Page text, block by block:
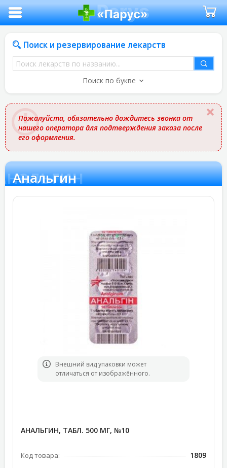
Поиск и резервирование лекарств
Поиск
лекарств
названию
Поиск по букве
Пожалуйста, обязательно дождитесь звонка от
нашего оператора для подтверждения заказа после
его оформления.
Анальгин
Bнешний вид упаковки может
отличаться от изображённого.
АНАЛЬГИН, ТАБЛ. 500 МГ, №10
Код товара: 1809